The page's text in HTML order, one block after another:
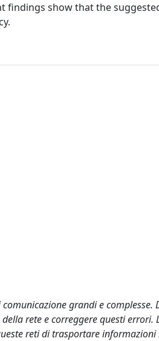
findings show that the
grandi e complesse.
rete e correggere questi errori.
reti di trasportare